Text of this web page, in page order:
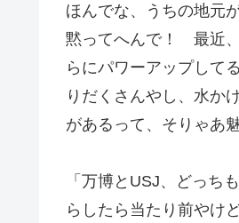
ほんでな、うちの地元
黙ってへんで！ 最近、
らにパワーアップして
りだくさんやし、水か
があるって、そりゃあ
「万博とUSJ、どっ
らしたら当たり前やけ